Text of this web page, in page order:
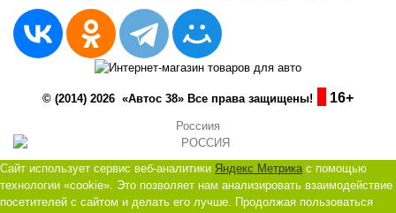
© (2014) 2026 «Автос 38» Все права защищены! 16+
Россиия
Сайт использует сервис веб-аналитики Яндекс Метрика с помощью
технологии «cookie». Это позволяет нам анализировать взаимодействие
посетителей с сайтом и делать его лучше. Продолжая пользоваться